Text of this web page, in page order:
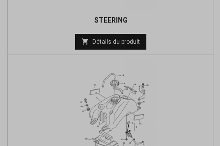
STEERING
 Détails du produit